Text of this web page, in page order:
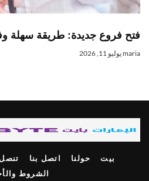
فتح فروع جديدة: طريقة سهلة
mariaيوليو 11, 2026
بيت حولنا اتصل بنا تنصل
الشروط